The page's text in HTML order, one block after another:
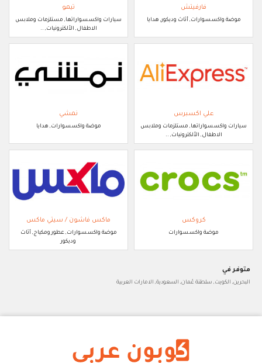
فارفيتش
موضة واكسسوارات, أثاث وديكور, هدايا
تيمو
سيارات واكسسواراتها, مستلزمات وملابس
الاطفال, الألكترونيات, ..
علي اكسبرس
سيارات واكسسواراتها, مستلزمات وملابس
الاطفال, الألكترونيات, ..
نمشي
موضة واكسسوارات, هدايا
كروكس
موضة واكسسوارات
ماكس فاشون / سيتي ماكس
موضة واكسسوارات, عطور ومكياج, أثاث
وديكور
متوفر في
البحرين, الكويت, سلطنة عُمان, السعودية, الامارات العربية